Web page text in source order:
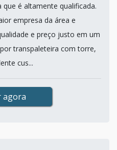
é altamente qualificada.
empresa da área e
e preço justo em um
transpaleteira com torre,
cus...
agora